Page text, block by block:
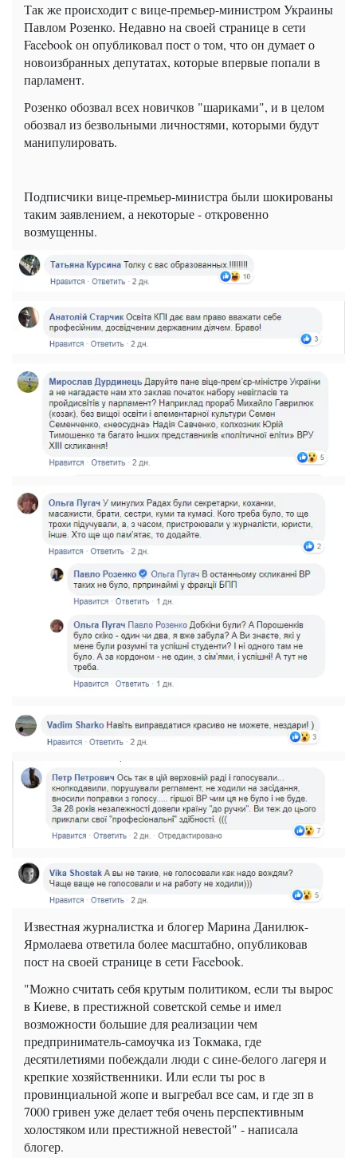
Так же происходит с вице-премьер-министром Украины
Павлом Розенко. Недавно на своей странице в сети
Facebook он опубликовал пост о том, что он думает о
новоизбранных депутатах, которые впервые попали в
парламент.
Розенко обозвал всех новичков "шариками", и в целом
обозвал из безвольными личностями, которыми будут
манипулировать.
Подписчики вице-премьер-министра были шокированы
таким заявлением, а некоторые - откровенно
возмущенны.
Известная журналистка и блогер Марина Данилюк-
Ярмолаева ответила более масштабно, опубликовав
пост на своей странице в сети Facebook.
"Можно считать себя крутым политиком, если ты вырос
в Киеве, в престижной советской семье и имел
возможности большие для реализации чем
предприниматель-самоучка из Токмака, где
десятилетиями побеждали люди с сине-белого лагеря и
крепкие хозяйственники. Или если ты рос в
провинциальной жопе и выгребал все сам, и где зп в
7000 гривен уже делает тебя очень перспективным
холостяком или престижной невестой" - написала
блогер.